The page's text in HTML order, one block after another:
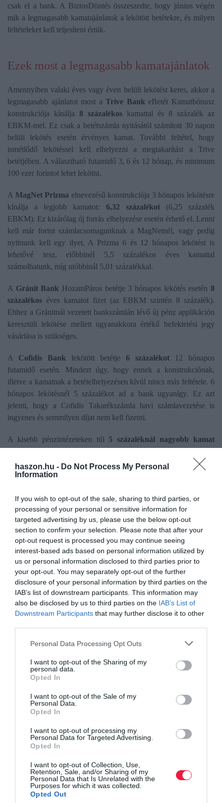
haszon.hu - Do Not Process My Personal
Information
If you wish to opt-out of the sale, sharing to third parties, or
processing of your personal or sensitive information for
targeted advertising by us, please use the below opt-out
section to confirm your selection. Please note that after your
opt-out request is processed you may continue seeing
interest-based ads based on personal information utilized by
us or personal information disclosed to third parties prior to
your opt-out. You may separately opt-out of the further
disclosure of your personal information by third parties on the
IAB’s list of downstream participants. This information may
also be disclosed by us to third parties on the IAB’s List of
Downstream Participants that may further disclose it to other
Please note that this website/app uses one or more Google
not limited to your visit or usage behaviour. You may click to
grant or deny consent to Google and its third-party tags to
use your data for below specified purposes in below Google
consent section.
Personal Data Processing Opt Outs
I want to opt-out of the Sharing of my
personal data.
Opted In
I want to opt-out of the Sale of my
Personal Data.
Opted In
I want to opt-out of processing my
Personal Data for Targeted Advertising.
Opted In
I want to opt-out of Collection, Use,
Retention, Sale, and/or Sharing of my
Personal Data that Is Unrelated with the
Purposes for which it was collected.
Opted Out
csak el a bank. A BiztosDöntés összeszedte, hogy június végén
mik a legmagasabb kamatajánlatok a lekötött betétekre, és milyen
feltételeket kell teljesíteni értük.
Ezek most a legmagasabb kamatajánlatok
Amennyiben valaki éves vagy éven belüli lekötést keres, akkor a
legmagasabb ajánlatot most aTrive Bank eBetét Kamatbónusz
konstrukciója kínálja 8 százalékos kamattal és 8 százalék az
EBKM-mel. Ez csak a betétszámla nyitásától számított 30 napon
belüli lekötés esetén érvényes kamat. További feltétel, hogy
ismétlődő lekötéssel kell elhelyezni a megtakarítást a Trive
betétjében. A választható futamidő 3, 6 és 12 hónap, és minimum
100 ezer forintot lehet lekötni.
A MagNet Prizma elnevezésű konstrukciója 3 hónapos lekötésre
kínálja a legjobb kamatot: 6,32 százalékot(6,25 százalék
EBKM). Ez kizárólag új forrás elhelyezése esetén érhető el. Lenni
kell már forint számlacsomagunknak a MagNetnél, vagy pedig
nyitnunk kell egy ilyet. A Prizma 6 és 12 hónapos lekötést is
lehetővé tesz, előbbinél 5,5 százalékos éves kamattal
számolhatunk, míg utóbbinál 5,01 százalékkal.
A Gránit Bank HozamPáros betétje 3 hónapos lekötés esetén 8
százalékos éves kamatot fizet (az EBKM szintén 8 százalék).
Ehhez a Gránitnál vezetett bankszámlán lévő új pénz applikáción
keresztüli lekötése mellett ugyanakkora értékű befektetési jegy
vásárlása is szükséges.
A Cofidis Bank lekötött betétje 6 százalékot 12 hónapos
futamidő esetén. Mindezt úgy, hogy ennek a konstrukciónak,
illetve a kamatnak a betételhelyezésen kívül nincs más feltétele. 6
hónapos lekötésnél 5 százalékot ad a bank ugyanígy. Ez azt
jelenti, hogy a Cofidis Takarékszámla havi számlavezetése is
ingyenes és semmilyen díjat nem kell fizetni.
A kisebb pénzintézeteken túl 5 százaléknál nagyobb kamat
is. Az OTP-nél 6 hónapra 5,75 százalékos kamattal számolhatnak
azok, akik két feltételt tudnak teljesíteni: új pénzt lehet lekötni így,
kapcsolódik.
Az MBH Bank Akciós 3 hónapos betétjével 7,25 százalékos éves
kamat érhető el (ugyanekkora az EBKM), de ennek feltétele olyan
új pénz lekötése, amely 31 napon belül érkezett más bankból
céges/vállalkozói számláról vagy készpénzbefizetésből. Ez az
ajánlat csak bankfiókban érhető el. Az MBH Akciós 12 hónapos
betétje 5,25 százalékos kamatot ad a lekötésre, de itt is feltétel,
hogy új pénzt köthető le (ami a lekötés előtt legfeljebb 15 nappal
korábban érkezett a számlánkra az MBH-n kívülről). Emellett
pedig a lekötést megelőző 31 napon belül lakás-előtakarékossági
szerződést kell kötni.
Ez is érdekelhet!
az évi 6 százalékos kamatozású FixMÁP papír
Igaz, hogy néhány héttel ezelőtt még 7 százalékot hozott, ám
azóta két részletben összesen 1 százalékpontot vágott a kamaton